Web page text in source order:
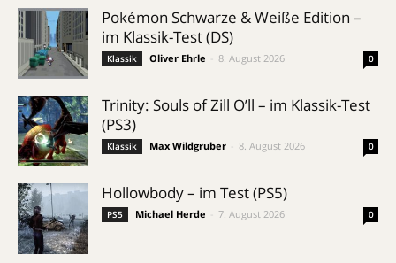
Pokémon Schwarze & Weiße Edition –
im Klassik-Test (DS)
Klassik Oliver Ehrle 8. August 2026 0
Trinity: Souls of Zill O’ll – im Klassik-Test
(PS3)
Klassik Max Wildgruber 8. August 2026 0
Hollowbody – im Test (PS5)
PS5 Michael Herde 7. August 2026 0